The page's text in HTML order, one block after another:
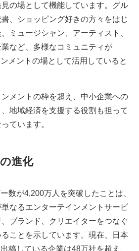
の場として機能しています。グル
、ショッピング好きの方々をはじ
ミュージシャン、アーティスト、
など、多様なコミュニティが
メントの場として活用していると
メントの枠を超え、中小企業への
地域経済を支援する役割も担って
ています。
進化
数が4,200万人を突破したことは、
なるエンターテインメントサービ
ブランド、クリエイターをつなぐ
ことを示しています。現在、日本
稿している企業は48万社を超え、